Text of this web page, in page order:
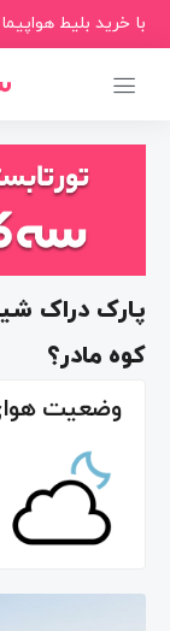
با خرید بلیط
پارک دراک
کوه مادر؟
وضعیت